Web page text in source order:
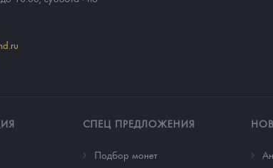
СПЕЦ ПРЕДЛОЖЕНИЯ
Подбор монет